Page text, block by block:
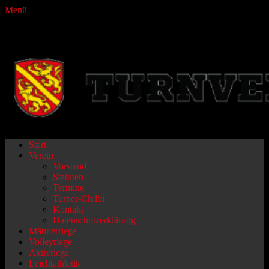
Menü
Primäres
Menü
Zum
Inhalt
Start
Verein
Vorstand
Statuten
Termine
Turner-Chilbi
Kontakt
Datenschutzerklärung
Männerriege
Volleyriege
Aktivriege
Leichtathletik